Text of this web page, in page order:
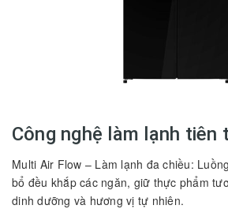
Công nghệ làm lạnh tiên
Multi Air Flow – Làm lạnh đa chiều:
bổ đều khắp các ngăn, giữ thực phẩm
dinh dưỡng và hương vị tự nhiên.